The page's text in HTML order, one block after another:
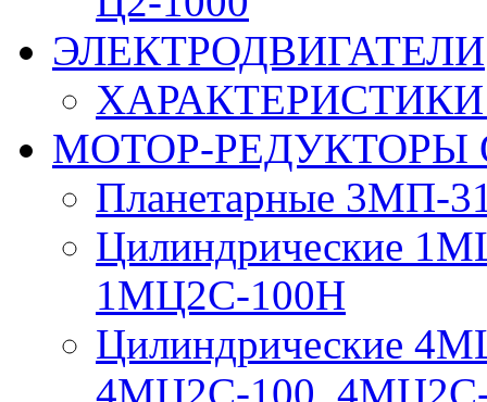
ЭЛЕКТРОДВИГАТЕЛИ
МОТОР-РЕДУКТОРЫ
Планетарные 3МП-
Цилиндрические
1МЦ2С-100Н
Цилиндрические
4МЦ2С-100,